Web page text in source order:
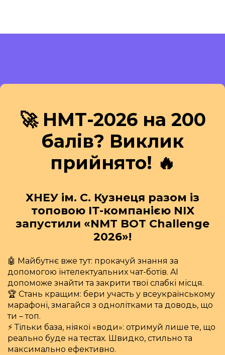
🚀 НМТ-2026 на 200
балів? Виклик
прийнято! 🔥
ХНЕУ ім. С. Кузнеця разом із
топовою ІТ-компанією NIX
запустили «NMT BOT Challenge
2026»!
🤖 Майбутнє вже тут: прокачуй знання за
допомогою інтелектуальних чат-ботів. AI
допоможе знайти та закрити твої слабкі місця.
🏆 Стань кращим: бери участь у всеукраїнському
марафоні, змагайся з однолітками та доводь, що
ти – топ.
⚡️ Тільки база, ніякої «води»: отримуй лише те, що
реально буде на тестах. Швидко, стильно та
максимально ефективно.